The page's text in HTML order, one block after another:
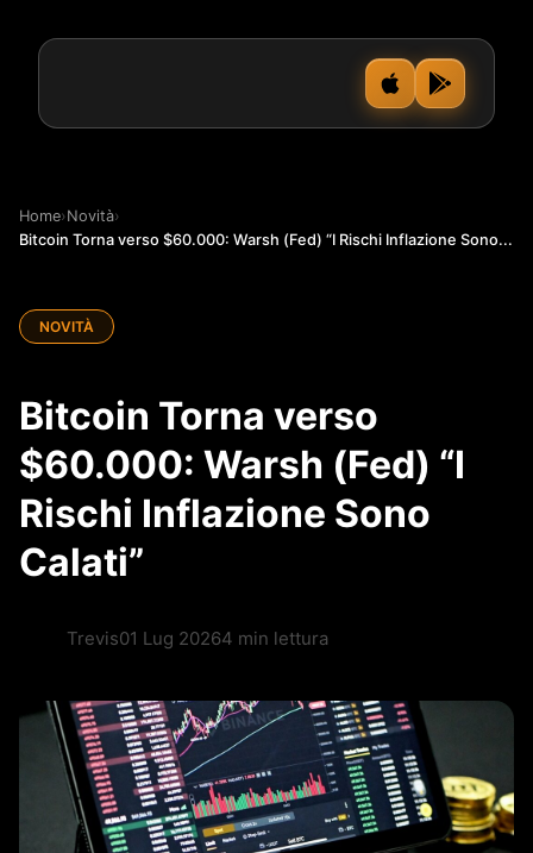
Home›Novità›
Bitcoin Torna verso $60.000: Warsh (Fed) “I Rischi Inflazione Sono...
NOVITÀ
Bitcoin Torna verso
$60.000: Warsh (Fed) “I
Rischi Inflazione Sono
Calati”
Trevis01 Lug 20264 min lettura